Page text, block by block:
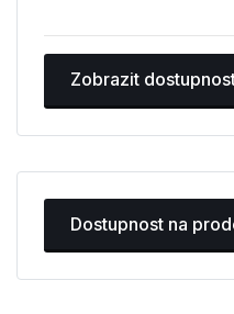
Zobrazit
Dostupnost na